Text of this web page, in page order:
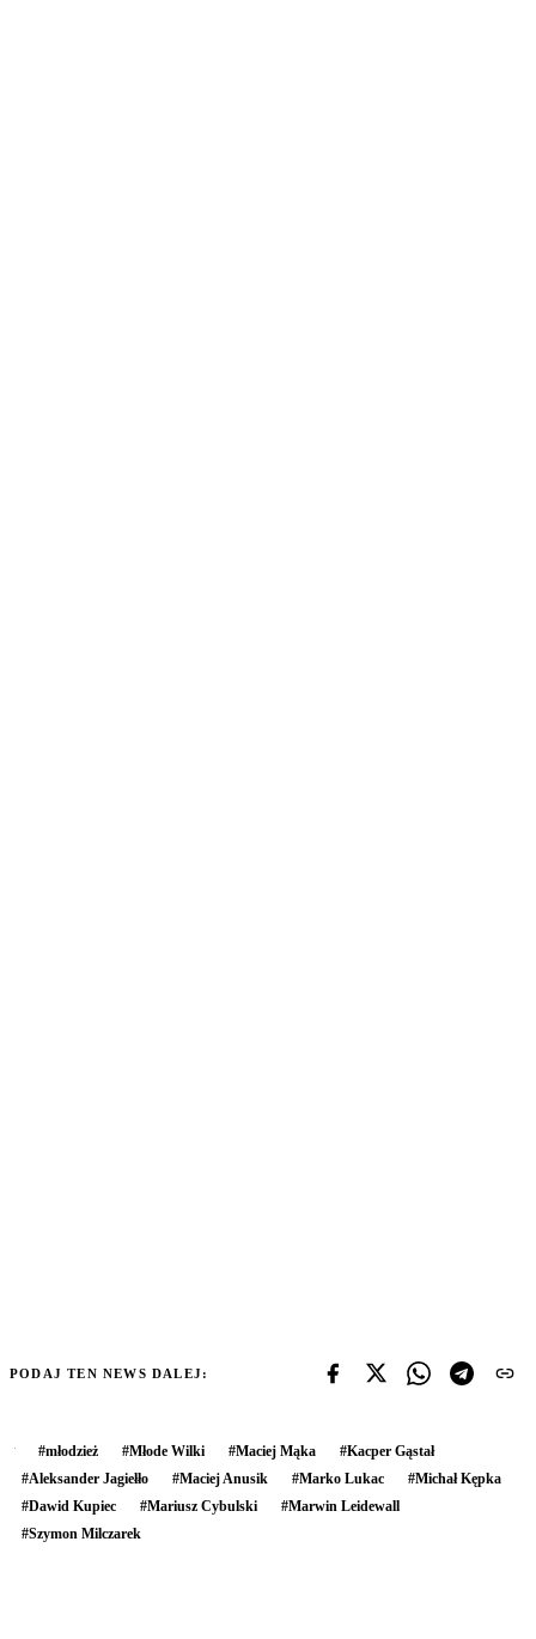
PODAJ TEN NEWS DALEJ:
#młodzież #Młode Wilki #Maciej Mąka #Kacper Gąstał
#Aleksander Jagiełło #Maciej Anusik #Marko Lukac #Michał Kępka
#Dawid Kupiec #Mariusz Cybulski #Marwin Leidewall
#Szymon Milczarek